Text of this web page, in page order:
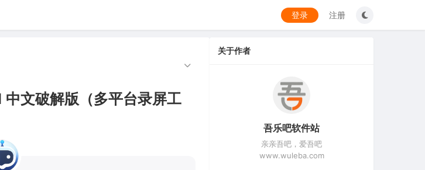
登录 注册
文破解版（多平台录屏工
关于作者
吾乐吧软件站
亲亲吾吧，爱吾吧
www.wuleba.com